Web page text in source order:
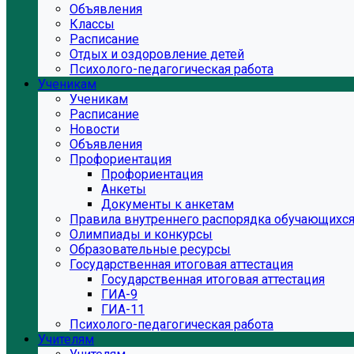
Объявления
Классы
Расписание
Отдых и оздоровление детей
Психолого-педагогическая работа
Ученикам
Ученикам
Расписание
Новости
Объявления
Профориентация
Профориентация
Анкеты
Документы к анкетам
Правила внутреннего распорядка обучающихся
Олимпиады и конкурсы
Образовательные ресурсы
Государственная итоговая аттестация
Государственная итоговая аттестация
ГИА-9
ГИА-11
Психолого-педагогическая работа
Учителям